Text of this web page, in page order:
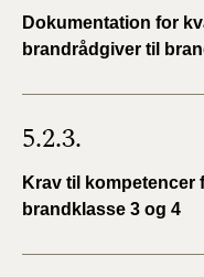
Dokumentation for
brandrådgiver til
5.2.3.
Krav til kompetencer
brandklasse 3 og 4